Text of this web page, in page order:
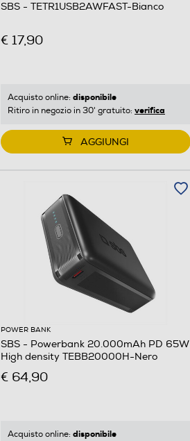
SBS - TETR1USB2AWFAST-Bianco
€ 17,90
Acquisto online: disponibile
Ritiro in negozio in 30' gratuito: verifica
AGGIUNGI
POWER BANK
SBS - Powerbank 20.000mAh PD 65W
High density TEBB20000H-Nero
€ 64,90
Acquisto online: disponibile